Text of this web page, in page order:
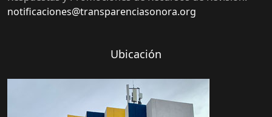
notificaciones@transparenciasonora.org
Ubicación